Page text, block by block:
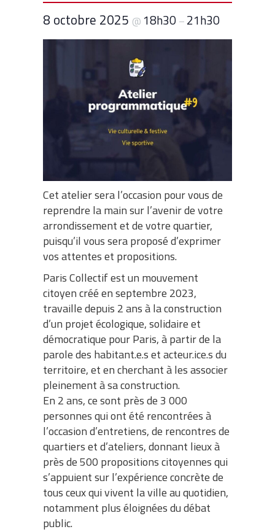
8 octobre 2025 @ 18h30 – 21h30
Cet atelier sera l’occasion pour vous de
reprendre la main sur l’avenir de votre
arrondissement et de votre quartier,
puisqu’il vous sera proposé d’exprimer
vos attentes et propositions.
Paris Collectif est un mouvement
citoyen créé en septembre 2023,
travaille depuis 2 ans à la construction
d’un projet écologique, solidaire et
démocratique pour Paris, à partir de la
parole des habitant.e.s et acteur.ice.s du
territoire, et en cherchant à les associer
pleinement à sa construction.
En 2 ans, ce sont près de 3 000
personnes qui ont été rencontrées à
l’occasion d’entretiens, de rencontres de
quartiers et d’ateliers, donnant lieux à
près de 500 propositions citoyennes qui
s’appuient sur l’expérience concrète de
tous ceux qui vivent la ville au quotidien,
notamment plus éloignées du débat
public.